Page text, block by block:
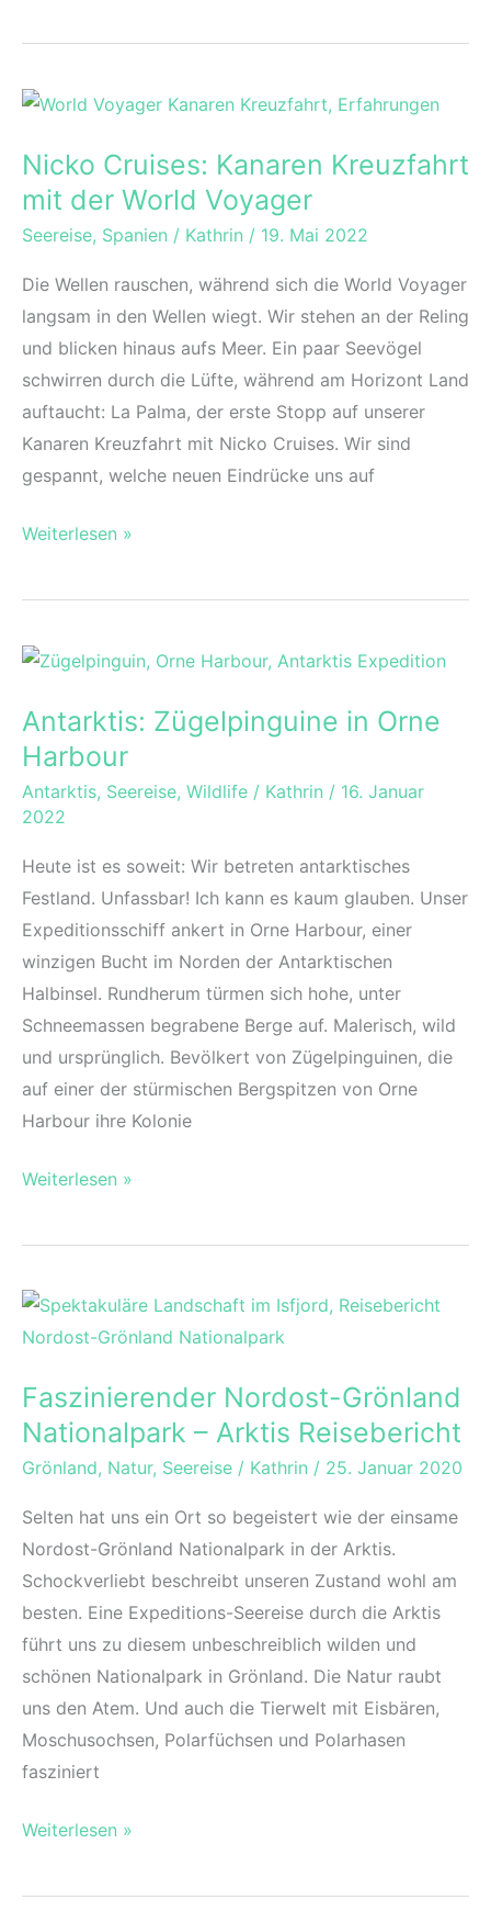
Abenteuer:
mit
Sea
Spirit
in
Arktis
Nicko Cruises: Kanaren Kreuzfahrt
mit der World Voyager
Seereise, Spanien / Kathrin / 19. Mai 2022
Die Wellen rauschen, während sich die World Voyager
langsam in den Wellen wiegt. Wir stehen an der Reling
und blicken hinaus aufs Meer. Ein paar Seevögel
schwirren durch die Lüfte, während am Horizont Land
auftaucht: La Palma, der erste Stopp auf unserer
Kanaren Kreuzfahrt mit Nicko Cruises. Wir sind
gespannt, welche neuen Eindrücke uns auf
Nicko
Kanaren
mit
World
Voyager
Weiterlesen »
Antarktis: Zügelpinguine in Orne
Harbour
Antarktis, Seereise, Wildlife / Kathrin / 16. Januar
2022
Heute ist es soweit: Wir betreten antarktisches
Festland. Unfassbar! Ich kann es kaum glauben. Unser
Expeditionsschiff ankert in Orne Harbour, einer
winzigen Bucht im Norden der Antarktischen
Halbinsel. Rundherum türmen sich hohe, unter
Schneemassen begrabene Berge auf. Malerisch, wild
und ursprünglich. Bevölkert von Zügelpinguinen, die
auf einer der stürmischen Bergspitzen von Orne
Harbour ihre Kolonie
Antarktis:
in
Harbour
Weiterlesen »
Faszinierender Nordost-Grönland
Nationalpark – Arktis Reisebericht
Grönland, Natur, Seereise / Kathrin / 25. Januar 2020
Selten hat uns ein Ort so begeistert wie der einsame
Nordost-Grönland Nationalpark in der Arktis.
Schockverliebt beschreibt unseren Zustand wohl am
besten. Eine Expeditions-Seereise durch die Arktis
führt uns zu diesem unbeschreiblich wilden und
schönen Nationalpark in Grönland. Die Natur raubt
uns den Atem. Und auch die Tierwelt mit Eisbären,
Moschusochsen, Polarfüchsen und Polarhasen
fasziniert
Faszinierender
Grönland
Weiterlesen »